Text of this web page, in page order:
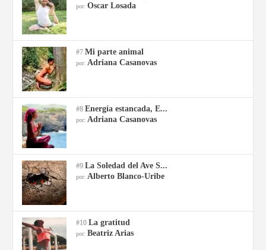
por:Oscar Losada
#7Mi parte animal
por: Adriana Casanovas
#8Energía estancada, E...
por: Adriana Casanovas
#9La Soledad del Ave S...
por: Alberto Blanco-Uribe
#10La gratitud
por: Beatriz Arias